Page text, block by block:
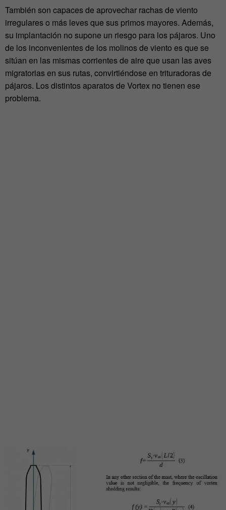
También son capaces de aprovechar rachas de viento
irregulares o más leves que sus primos mayores. Además,
su implantación no supone un riesgo para los pájaros. Uno
de los inconvenientes de los molinos de viento es que se
sitúan en las mismas corrientes de aire que usan las aves
migratorias en sus rutas, convirtiéndose en trituradoras de
pájaros. Los distintos aparatos de Vortex no tienen ese
problema.